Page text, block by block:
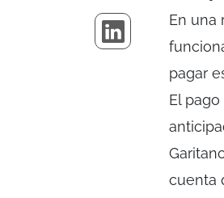
En una
pagar
El
cuenta